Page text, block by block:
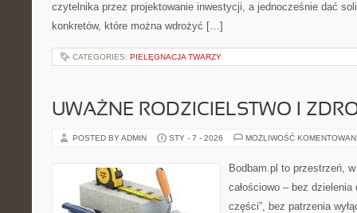
czytelnika przez projektowanie inwestycji, a jednocześnie dać
konkretów, które można wdrożyć […]
CATEGORIES: PIELĘGNACJA TWARZY
UWAŻNE RODZICIELSTWO I
POSTED BY ADMIN STY - 7 - 2026 MOŻLIWOŚĆ
Bodbam.pl to przestrzeń,
całościowo – bez dzielenia
części”, bez patrzenia